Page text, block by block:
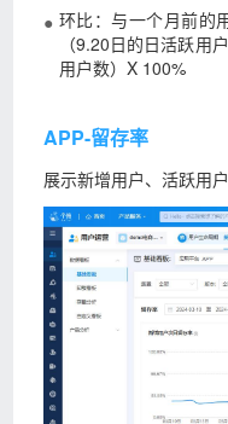
环比：与一个月前的
（9.20日的日活跃用
用户数）X 100%
APP-留存率
展示新增用户、活跃用